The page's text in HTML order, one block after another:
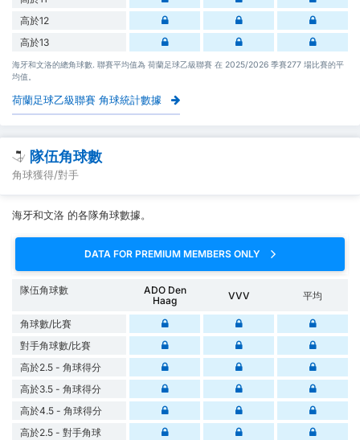
高於12
高於13
海牙和文洛的總角球數. 聯賽平均值為 荷蘭足球乙級聯賽 在 2025/2026 季賽277 場比賽的平
均值。
荷蘭足球乙級聯賽 角球統計數據
隊伍角球數
角球獲得/對手
海牙和文洛 的各隊角球數據。
DATA FOR PREMIUM MEMBERS ONLY
隊伍角球數
ADO Den
Haag
VVV 平均
角球數/比賽
對手角球數/比賽
高於2.5 - 角球得分
高於3.5 - 角球得分
高於4.5 - 角球得分
高於2.5 - 對手角球